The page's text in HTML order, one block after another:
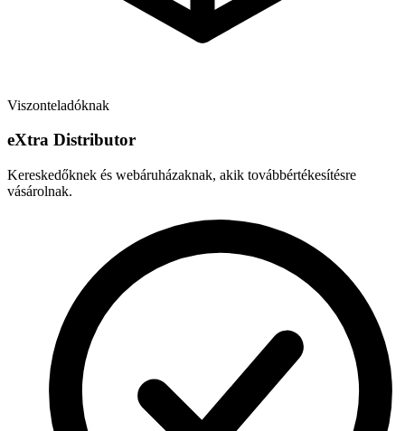
Viszonteladóknak
eXtra Distributor
Kereskedőknek és webáruházaknak, akik továbbértékesítésre
vásárolnak.